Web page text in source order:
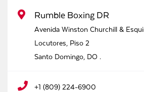
Rumble Boxing DR
Avenida Winston Churchill &
Locutores, Piso 2
Santo Domingo, DO .
+1 (809) 224-6900